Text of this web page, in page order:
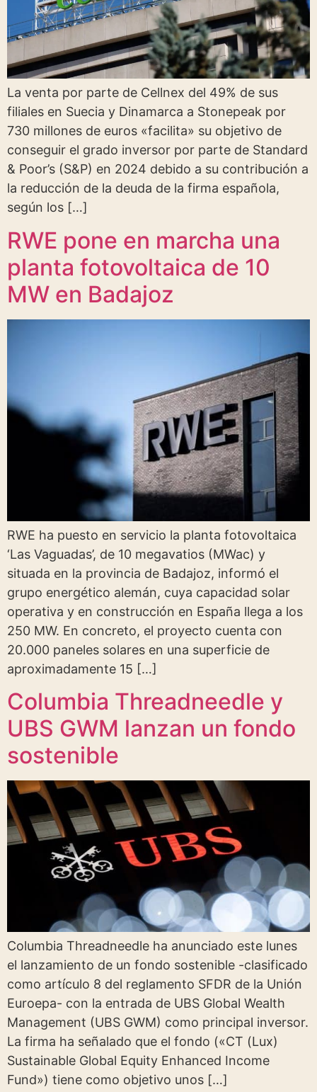
La venta por parte de Cellnex del 49% de sus
filiales en Suecia y Dinamarca a Stonepeak por
730 millones de euros «facilita» su objetivo de
conseguir el grado inversor por parte de Standard
& Poor’s (S&P) en 2024 debido a su contribución a
la reducción de la deuda de la firma española,
según los […]
RWE pone en marcha una
planta fotovoltaica de 10
MW en Badajoz
RWE ha puesto en servicio la planta fotovoltaica
‘Las Vaguadas’, de 10 megavatios (MWac) y
situada en la provincia de Badajoz, informó el
grupo energético alemán, cuya capacidad solar
operativa y en construcción en España llega a los
250 MW. En concreto, el proyecto cuenta con
20.000 paneles solares en una superficie de
aproximadamente 15 […]
Columbia Threadneedle y
UBS GWM lanzan un fondo
sostenible
Columbia Threadneedle ha anunciado este lunes
el lanzamiento de un fondo sostenible -clasificado
como artículo 8 del reglamento SFDR de la Unión
Euroepa- con la entrada de UBS Global Wealth
Management (UBS GWM) como principal inversor.
La firma ha señalado que el fondo («CT (Lux)
Sustainable Global Equity Enhanced Income
Fund») tiene como objetivo unos […]